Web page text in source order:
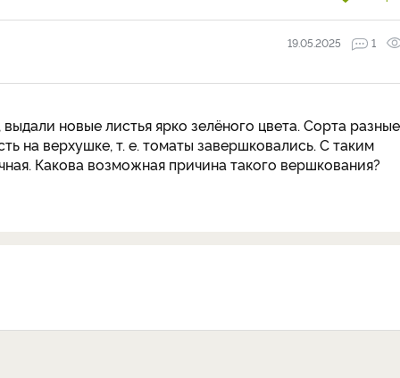
19.05.2025 1
новые листья ярко зелёного цвета. Сорта
на верхушке, т. е. томаты завершковались. С таким
Какова возможная причина такого вершкования?